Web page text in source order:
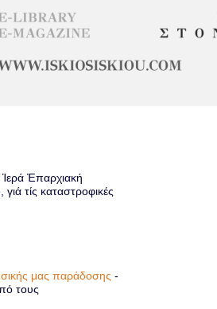
Ἐπαρχιακή
τίς καταστροφικές
μας παράδοσης-
τους